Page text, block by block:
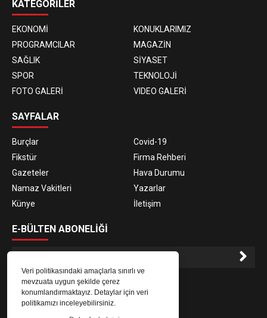
Veri politikasındaki amaçlarla sınırlı ve
mevzuata uygun şekilde çerez
konumlandırmaktayız. Detaylar için veri
politikamızı inceleyebilirsiniz.
KATEGORİLER
EKONOMİ
KONUKLARIMIZ
PROGRAMCILAR
MAGAZİN
SAĞLIK
SİYASET
SPOR
TEKNOLOJİ
FOTO GALERİ
VIDEO GALERİ
SAYFALAR
Burçlar
Covid-19
Fikstür
Firma Rehberi
Gazeteler
Hava Durumu
Namaz Vakitleri
Yazarlar
Künye
İletişim
E-BÜLTEN ABONELİĞİ
E-Bülten aboneliği ile haberlere daha hızlı erişin.